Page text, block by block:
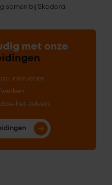
samen bij Skodora.
met onze
instructies
het-zelvers